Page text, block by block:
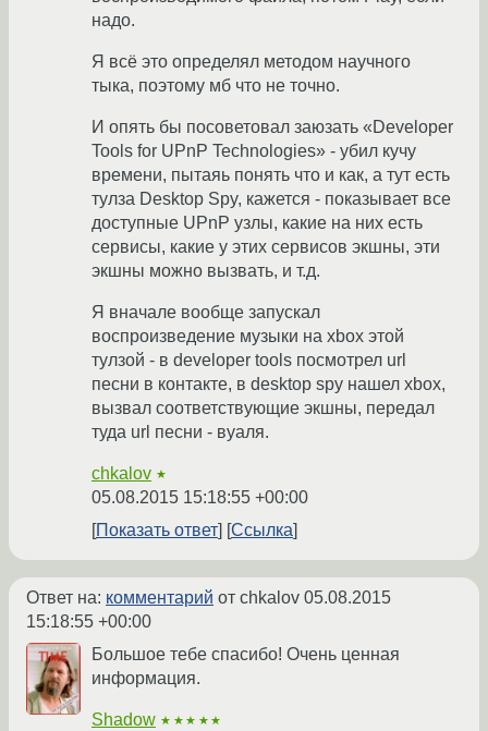
надо.
Я всё это определял методом научного
тыка, поэтому мб что не точно.
И опять бы посоветовал заюзать «Developer
Tools for UPnP Technologies» - убил кучу
времени, пытаяь понять что и как, а тут есть
тулза Desktop Spy, кажется - показывает все
доступные UPnP узлы, какие на них есть
сервисы, какие у этих сервисов экшны, эти
экшны можно вызвать, и т.д.
Я вначале вообще запускал
воспроизведение музыки на xbox этой
тулзой - в developer tools посмотрел url
песни в контакте, в desktop spy нашел xbox,
вызвал соответствующие экшны, передал
туда url песни - вуаля.
chkalov ★
05.08.2015 15:18:55 +00:00
Показать ответ
Ссылка
Ответ на: комментарий от chkalov 05.08.2015
15:18:55 +00:00
Большое тебе спасибо! Очень ценная
информация.
Shadow ★★★★★